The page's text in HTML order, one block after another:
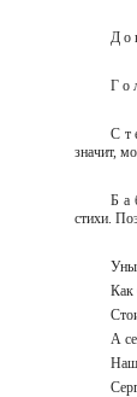
Д о
Г о
С т
значит,
Б а
стихи.
Как
А